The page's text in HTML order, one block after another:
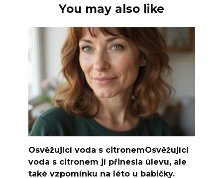
You may also like
Osvěžující voda s citronemOsvěžující
voda s citronem jí přinesla úlevu, ale
také vzpomínku na léto u babičky.